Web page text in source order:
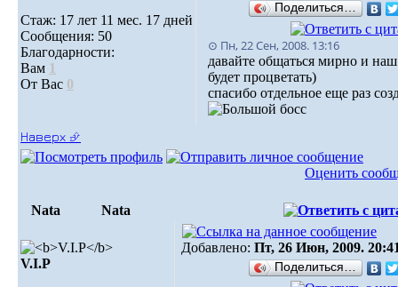
Стаж: 17 лет 11 мес. 17 дней
Сообщения: 50
Благодарности:
Вам 1
От Вас 0
Поделиться…
⊙ Пн, 22 Сен, 2008. 13:16
давайте общаться мирно и
будет процветать)
спасибо отдельное еще раз
Наверх ⮵
Оценить
Nata Nata
V.I.Р
Добавлено: Пт, 26 Июн, 2009.
Поделиться…